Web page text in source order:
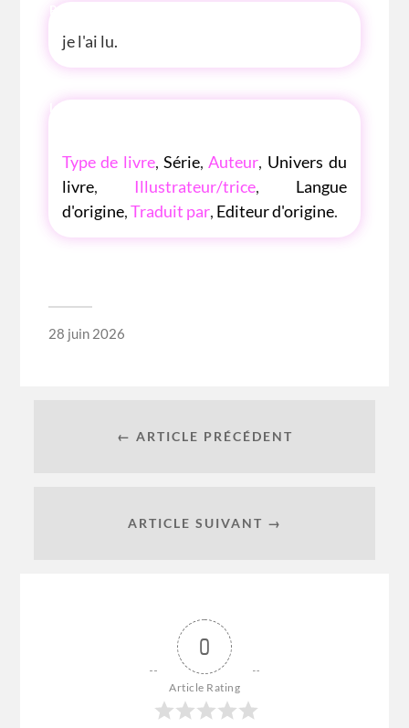
P'TITE ANECDOTE
je l'ai lu.
LES P'TITES LISTES DES BIBLIOTHÈQUE
Type de livre, Série, Auteur, Univers du
livre, Illustrateur/trice, Langue
d'origine,Traduit par, Editeur d'origine.
28 juin 2026
← ARTICLE PRÉCÉDENT
ARTICLE SUIVANT →
0
Article Rating